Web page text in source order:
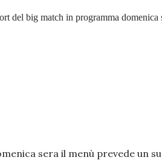
del big match in programma
sera il menù prevede un